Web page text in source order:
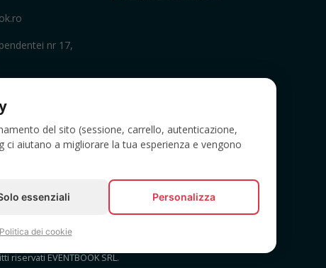
nr 17,
riservati EVENTBOOK SRL.
del sito (sessione, carrello, autenticazione,
ci aiutano a migliorare la tua esperienza e vengono
essenziali Personalizza
Politica dei cookie